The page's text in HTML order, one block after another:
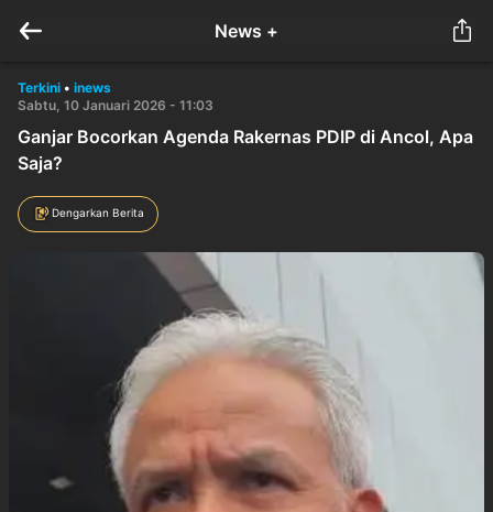
News +
Terkini • inews
Sabtu, 10 Januari 2026 - 11:03
Ganjar Bocorkan Agenda Rakernas PDIP di Ancol, Apa
Saja?
Dengarkan Berita